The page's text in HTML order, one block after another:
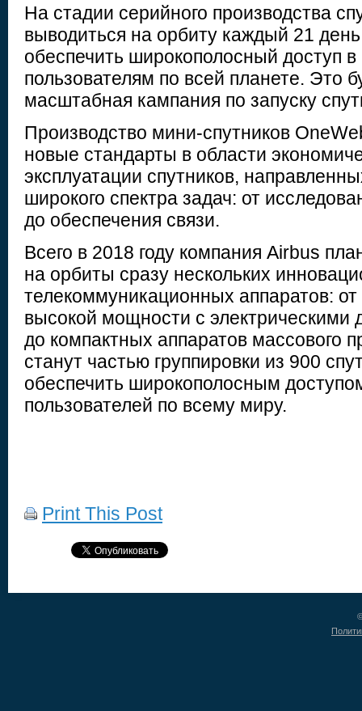
На стадии серийного производства
выводиться на орбиту каждый 21
обеспечить широкополосный доступ в
пользователям по всей планете. Это
масштабная кампания по запуску
Производство мини-спутников
новые стандарты в области
эксплуатации спутников,
широкого спектра задач: от
до обеспечения связи.
Всего в 2018 году компания Airbus
на орбиты сразу нескольких
телекоммуникационных аппаратов: от
высокой мощности с электрическими
до компактных аппаратов массового
станут частью группировки из 900
обеспечить широкополосным
пользователей по всему миру.
Print This Post